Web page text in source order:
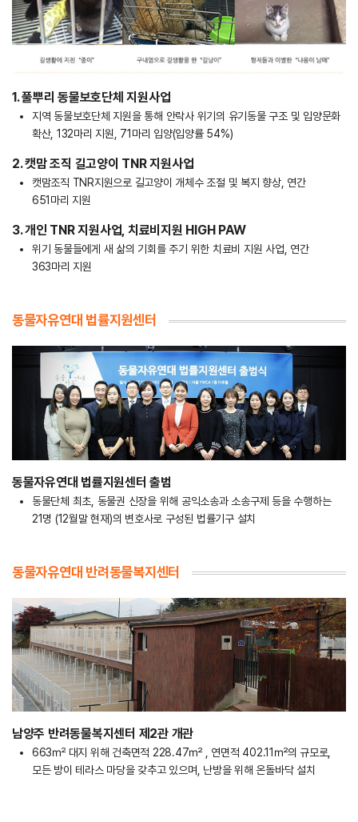
1. 풀뿌리 동물보호단체 지원사업
지역 동물보호단체 지원을 통해 안락사 위기의 유기동물 구조 및 입양문화
확산, 132마리 지원, 71마리 입양(입양률 54%)
2. 캣맘 조직 길고양이 TNR 지원사업
캣맘조직 TNR지원으로 길고양이 개체수 조절 및 복지 향상, 연간
651마리 지원
3. 개인 TNR 지원사업, 치료비지원 HIGH PAW
위기 동물들에게 새 삶의 기회를 주기 위한 치료비 지원 사업, 연간
363마리 지원
동물자유연대 법률지원센터
동물자유연대 법률지원센터 출범
동물단체 최초, 동물권 신장을 위해 공익소송과 소송구제 등을 수행하는
21명 (12월말 현재)의 변호사로 구성된 법률기구 설치
동물자유연대 반려동물복지센터
남양주 반려동물복지센터 제2관 개관
663㎡ 대지 위해 건축면적 228.47㎡ , 연면적 402.11㎡의 규모로,
모든 방이 테라스 마당을 갖추고 있으며, 난방을 위해 온돌바닥 설치